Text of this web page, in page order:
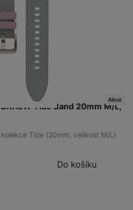
Tide Band 20mm M/L,
Akce
Tide (20mm, velikost M/L)
Do košíku